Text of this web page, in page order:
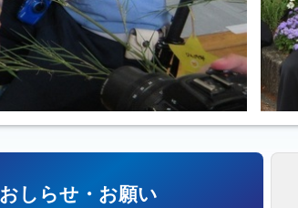
おしらせ・お願い